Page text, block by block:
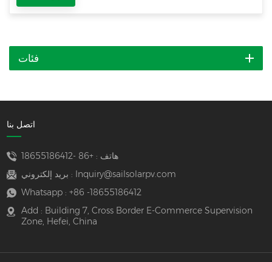
فئات
اتصل بنا
هاتف :+86 -18655186412
بريد إلكتروني :
Inquiry@sailsolarpv.com
Whatsapp : +86 -18655186412
Add : Building 7, Cross Border E-Commerce Supervision
Zone, Hefei, China